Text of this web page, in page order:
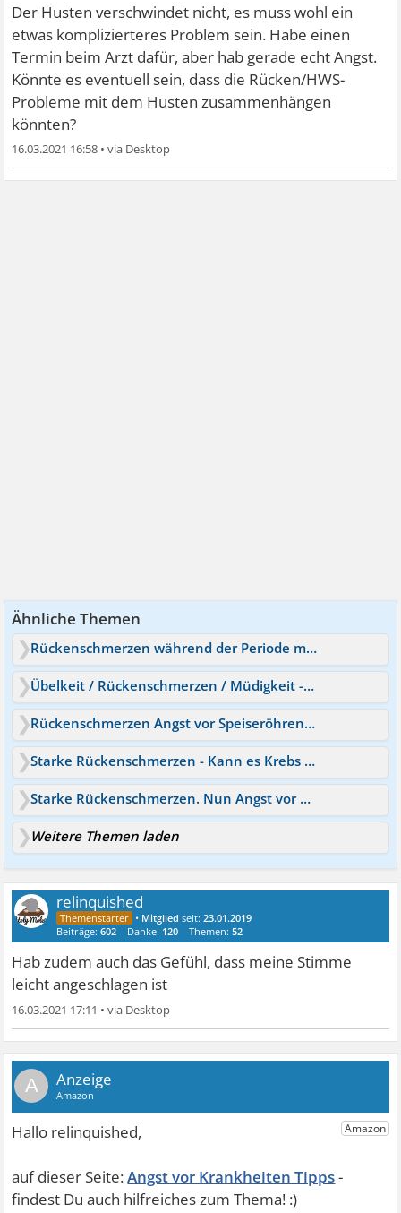
Der Husten verschwindet nicht, es muss wohl ein
etwas komplizierteres Problem sein. Habe einen
Termin beim Arzt dafür, aber hab gerade echt Angst.
Könnte es eventuell sein, dass die Rücken/HWS-
Probleme mit dem Husten zusammenhängen
könnten?
16.03.2021 16:58 •
Ähnliche Themen
Rückenschmerzen während der Periode mit Durchfall
Übelkeit / Rückenschmerzen / Müdigkeit - Krebs?
Rückenschmerzen Angst vor Speiseröhren Krebs
Starke Rückenschmerzen - Kann es Krebs sein?
Starke Rückenschmerzen. Nun Angst vor Krebs
Weitere Themen laden
relinquished
• Mitglied seit:23.01.2019
Beiträge:602 Danke: 120 Themen:52
Hab zudem auch das Gefühl, dass meine Stimme
leicht angeschlagen ist
16.03.2021 17:11 •
A
Angst vor Krankheiten Tipps